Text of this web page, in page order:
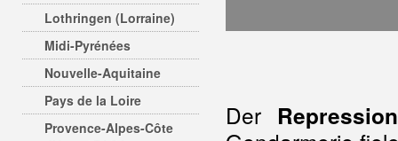
Lothringen (Lorraine)
Midi-Pyrénées
Nouvelle-Aquitaine
Pays de la Loire
Provence-Alpes-Côte
Der Repression